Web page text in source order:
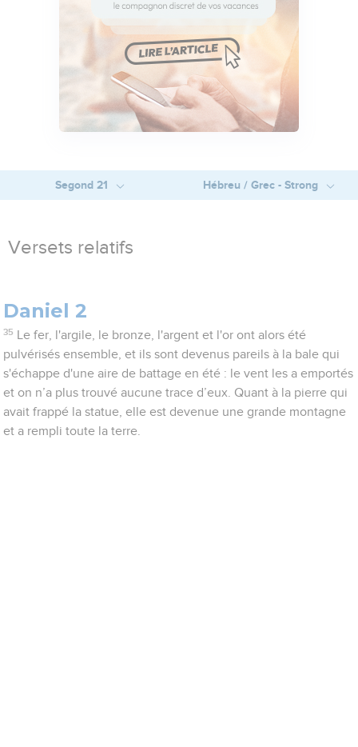
Segond 21 Hébreu / Grec - Strong
Versets relatifs
Daniel 2
35
Le fer, l'argile, le bronze, l'argent et l'or ont alors été
pulvérisés ensemble, et ils sont devenus pareils à la bale qui
s'échappe d'une aire de battage en été : le vent les a emportés
et on n’a plus trouvé aucune trace d’eux. Quant à la pierre qui
avait frappé la statue, elle est devenue une grande montagne
et a rempli toute la terre.